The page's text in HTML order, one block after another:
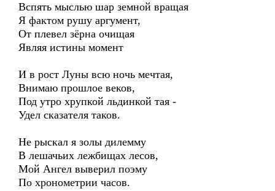
Вспять мыслью шар земной вращая
Я фактом рушу аргумент,
От плевел зёрна очищая
Являя истины момент
И в рост Луны всю ночь мечтая,
Внимаю прошлое веков,
Под утро хрупкой льдинкой тая -
Удел сказателя таков.
Не рыскал я золы дилемму
В лешачьих лежбищах лесов,
Мой Ангел выверил поэму
По хронометрии часов.